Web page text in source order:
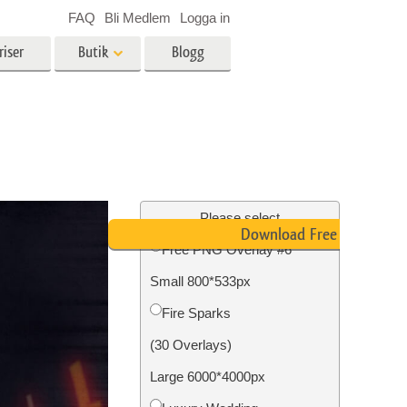
Foto restaurering
Butik Blogg
FAQ Bli Medlem Logga in
Please select
Free PNG Overlay #6
Small 800*533px
Fire Sparks
(30 Overlays)
Large 6000*4000px
Download Free PNG